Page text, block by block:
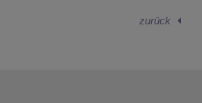
zurück